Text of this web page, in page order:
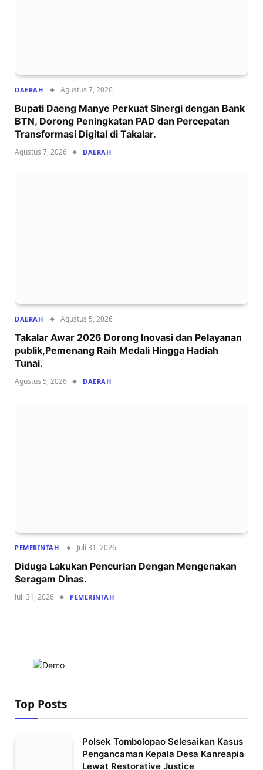
DAERAH Agustus 7, 2026
Bupati Daeng Manye Perkuat Sinergi dengan Bank
BTN, Dorong Peningkatan PAD dan Percepatan
Transformasi Digital di Takalar.
Agustus 7, 2026 DAERAH
DAERAH Agustus 5, 2026
Takalar Awar 2026 Dorong Inovasi dan Pelayanan
publik,Pemenang Raih Medali Hingga Hadiah
Tunai.
Agustus 5, 2026 DAERAH
PEMERINTAH Juli 31, 2026
Diduga Lakukan Pencurian Dengan Mengenakan
Seragam Dinas.
Juli 31, 2026 PEMERINTAH
Top Posts
Polsek Tombolopao Selesaikan Kasus
Pengancaman Kepala Desa Kanreapia
Lewat Restorative Justice